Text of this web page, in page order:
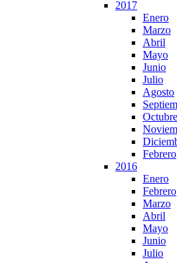
2017
Enero
Marzo
Abril
Mayo
Junio
Julio
Agosto
Octubre
Febrero
2016
Enero
Febrero
Marzo
Abril
Mayo
Junio
Julio